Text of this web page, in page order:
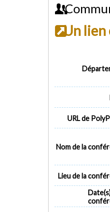
Un lien
URL de
Nom de la
Lieu de la